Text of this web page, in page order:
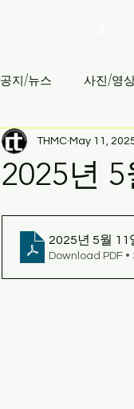
공지/뉴스 사진/영
2025년
THMC May 11,
2025년 5월 11
Download PDF •